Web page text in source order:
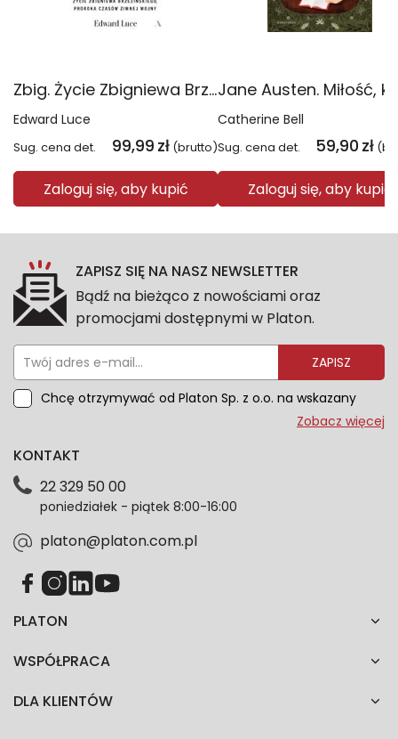
Zbig. Życie Zbigniewa Brzezińskiego proroka czasów zimnej wojny
Edward Luce
Sug. cena det. 99,99 zł (brutto)
Zaloguj się, aby kupić
Catherine Bell
Sug. cena det. 59,90 zł
Zaloguj się, aby kupić
ZAPISZ SIĘ NA NASZ NEWSLETTER
Bądź na bieżąco z nowościami oraz
promocjami dostępnymi w Platon.
ZAPISZ
Chcę otrzymywać od Platon Sp. z o.o. na wskazany
przeze mnie adres e-mail informacje marketingowe
dotyczące danych osobowych znajdziesz w naszej
każdym czasie. Wycofanie zgody nie wpłynie na
zgodność z prawem przetwarzania dokonanego przed
Zobacz więcej
PLATON
WSPÓŁPRACA
DLA KLIENTÓW
KONTAKT
22 329 50 00
poniedziałek - piątek 8:00-16:00
platon@platon.com.pl